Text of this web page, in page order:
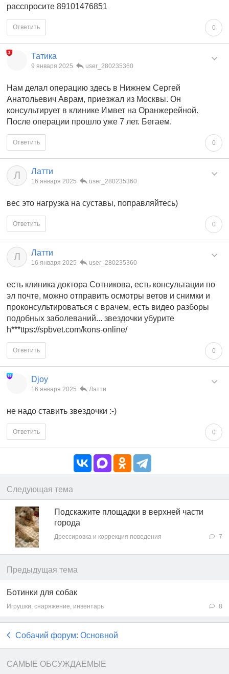
расспросите 89101476851
0
Ответить
Татика
9 января 2025 user_280235360
Нам делал операцию здесь в Нижнем Сергей
Анатольевич Аврам, приезжал из Москвы. Он
консультирует в клинике Имвет на Оранжерейной.
После операции прошло уже 7 лет. Бегаем.
0
Ответить
Л Латти
16 января 2025 user_280235360
вес это нагрузка на суставы, поправляйтесь)
0
Ответить
Л Латти
16 января 2025 user_280235360
есть клиника доктора Сотникова, есть консультации по
эл почте, можно отправить осмотры ветов и снимки и
проконсультироваться с врачем, есть видео разборы
подобных заболеваний... звездочки убурите
h***ttps://spbvet.com/kons-online/
0
Ответить
Djoy
16 января 2025 Латти
не надо ставить звездочки :-)
0
Ответить
Следующая тема
Подскажите площадки в верхней части
города
7
Дрессировка и коррекция поведения
Предыдущая тема
Ботинки для собак
8
Игрушки, снаряжение, инвентарь
Собачий форум: Основной
САМЫЕ ОБСУЖДАЕМЫЕ